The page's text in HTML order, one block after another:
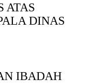
ATAS
DINAS
IBADAH